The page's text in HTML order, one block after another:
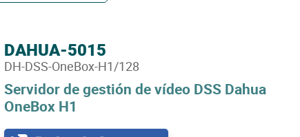
Servidor de gestión de vídeo DSS Dahua
OneBox H1
DAHUA-5015
DH-DSS-OneBox-H1/128